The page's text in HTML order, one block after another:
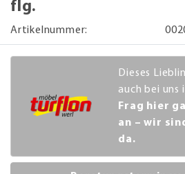
flg.
Artikelnummer:
Dieses
auch bei uns
Frag hier
an – wir
da.